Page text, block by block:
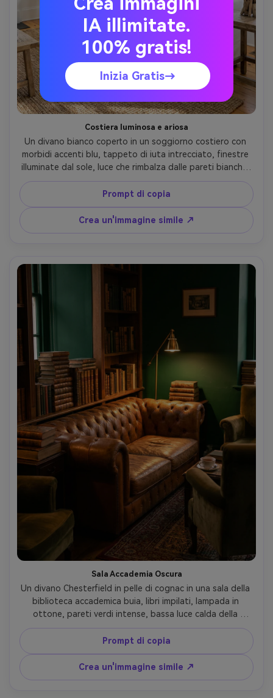
Costiera luminosa e ariosa
Un divano bianco coperto in un soggiorno costiero con
morbidi accenti blu, tappeto di iuta intrecciato, finestre
illuminate dal sole, luce che rimbalza dalle pareti bianche,
coperta stilizzata e cuscini neutri, scattato su Sony A7IV
con obiettivo da 24 mm, f/5.6, foto interna stile di vita
ultra realistica, classificazione luminosa e pulita- -ar 4:5
Prompt di copia
Crea un'immagine simile ↗
Sala Accademia Oscura
Un divano Chesterfield in pelle di cognac in una sala della
biblioteca accademica buia, libri impilati, lampada in
ottone, pareti verdi intense, bassa luce calda della
lampada con ombre sottili, scattato su Canon EOS R5
con obiettivo da 50 mm, f/1.8, fotografia di interni
cinematografica ultra realistica, contrasto ricco, patina in
pelle dettagliata-AR 4:5
Prompt di copia
Crea un'immagine simile ↗
IA illimitate.
100% gratis!
Inizia Gratis→